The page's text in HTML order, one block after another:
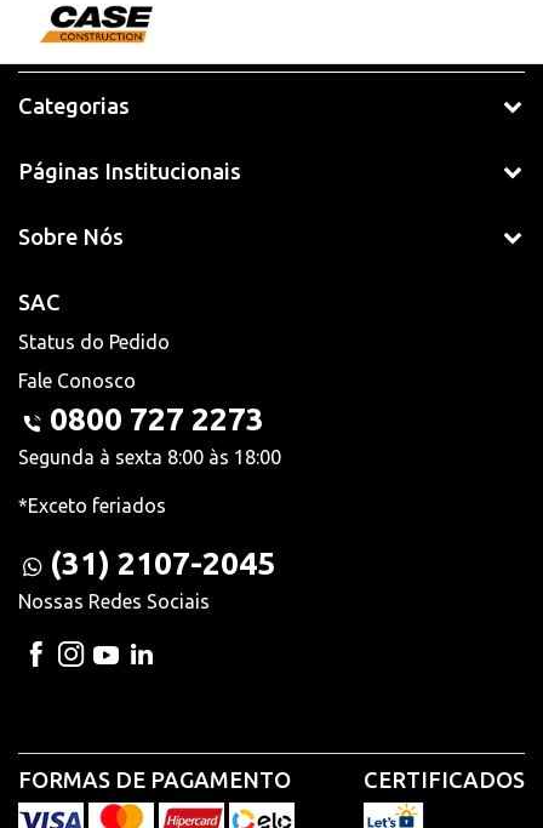
Categorias
Páginas Institucionais
Sobre Nós
SAC
Status do Pedido
Fale Conosco
0800 727 2273
Segunda à sexta 8:00 às 18:00
*Exceto feriados
(31) 2107-2045
Nossas Redes Sociais
FORMAS DE PAGAMENTO CERTIFICADOS